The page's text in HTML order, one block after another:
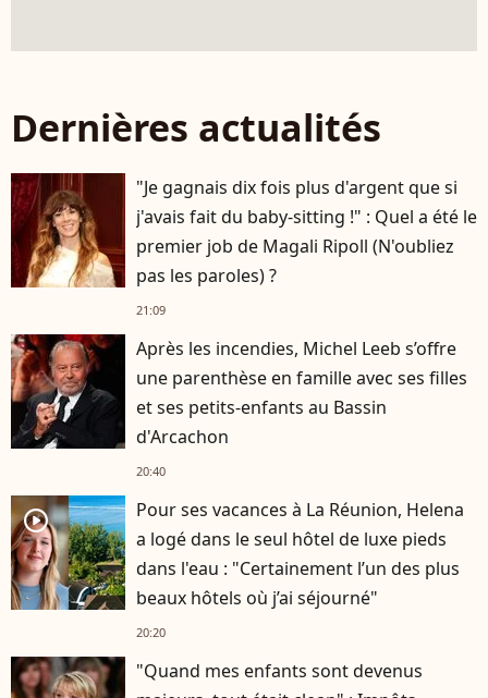
Dernières actualités
"Je gagnais dix fois plus d'argent que si
j'avais fait du baby-sitting !" : Quel a été le
premier job de Magali Ripoll (N'oubliez
pas les paroles) ?
21:09
Après les incendies, Michel Leeb s’offre
une parenthèse en famille avec ses filles
et ses petits-enfants au Bassin
d'Arcachon
20:40
player2
Pour ses vacances à La Réunion, Helena
a logé dans le seul hôtel de luxe pieds
dans l'eau : "Certainement l’un des plus
beaux hôtels où j’ai séjourné"
20:20
"Quand mes enfants sont devenus